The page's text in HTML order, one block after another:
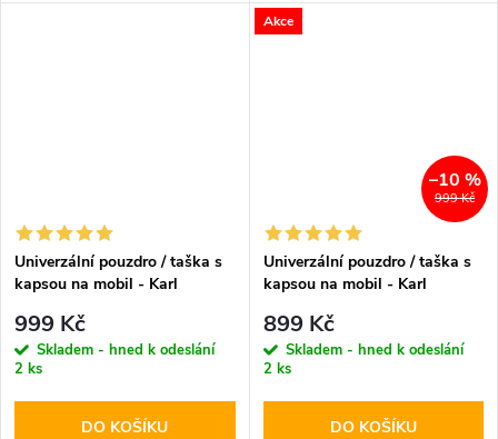
Univerzální pouzdro / taška s
kapsou na mobil - Karl
Ikonik NFT Wallet Black
999 Kč
Skladem - hned k odeslání
2 ks
DO KOŠÍKU
Akce
999 Kč
–10 %
Univerzální pouzdro / taška s
kapsou na mobil - Karl
Wallet Black
899 Kč
Skladem - hned k odeslání
2 ks
DO KOŠÍKU